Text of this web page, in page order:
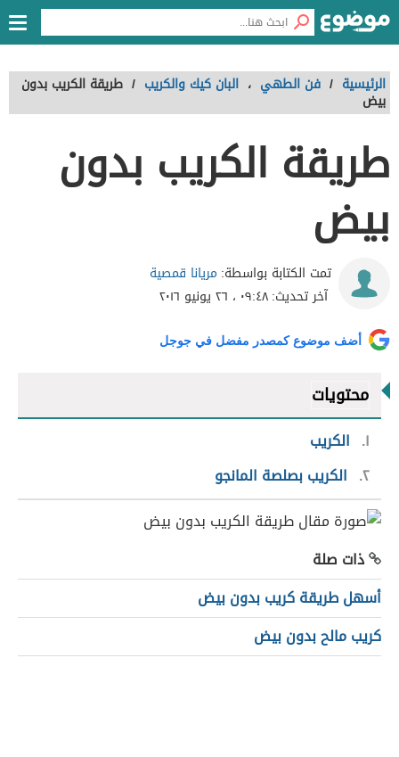
الرئيسية / فن الطهي ، البان كيك والكريب / طريقة الكريب بدون
بيض
طريقة الكريب بدون
بيض
تمت الكتابة بواسطة: مريانا قمصية
آخر تحديث:٠٩:٤٨ ، ٢٦ يونيو ٢٠١٦
أضف موضوع كمصدر مفضل في جوجل
محتويات
١
الكريب
٢ الكريب بصلصة المانجو
ذات صلة
أسهل طريقة كريب بدون بيض
كريب مالح بدون بيض